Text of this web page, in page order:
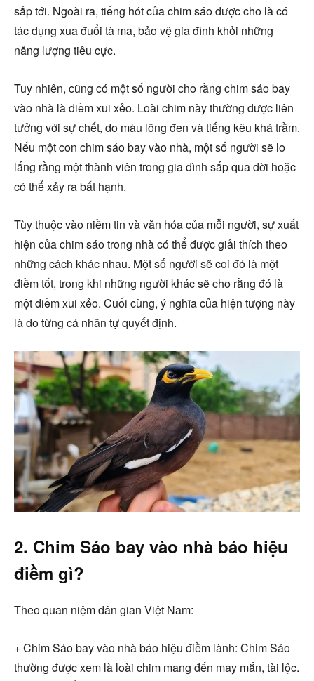
sắp tới. Ngoài ra, tiếng hót của chim sáo được cho là có
tác dụng xua đuổi tà ma, bảo vệ gia đình khỏi những
năng lượng tiêu cực.
Tuy nhiên, cũng có một số người cho rằng chim sáo bay
vào nhà là điềm xui xẻo. Loài chim này thường được liên
tưởng với sự chết, do màu lông đen và tiếng kêu khá trầm.
Nếu một con chim sáo bay vào nhà, một số người sẽ lo
lắng rằng một thành viên trong gia đình sắp qua đời hoặc
có thể xảy ra bất hạnh.
Tùy thuộc vào niềm tin và văn hóa của mỗi người, sự xuất
hiện của chim sáo trong nhà có thể được giải thích theo
những cách khác nhau. Một số người sẽ coi đó là một
điềm tốt, trong khi những người khác sẽ cho rằng đó là
một điềm xui xẻo. Cuối cùng, ý nghĩa của hiện tượng này
là do từng cá nhân tự quyết định.
2. Chim Sáo bay vào nhà báo hiệu
điềm gì?
Theo quan niệm dân gian Việt Nam:
+ Chim Sáo bay vào nhà báo hiệu điềm lành: Chim Sáo
thường được xem là loài chim mang đến may mắn, tài lộc.